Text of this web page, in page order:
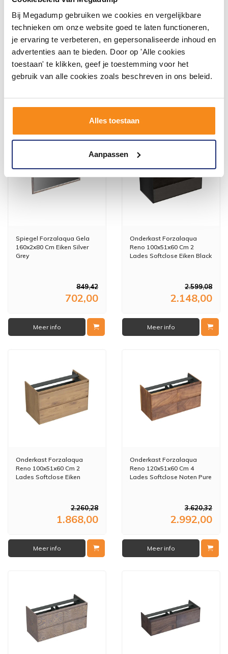
Bij Megadump gebruiken we cookies en vergelijkbare
technieken om onze website goed te laten functioneren,
je ervaring te verbeteren, en gepersonaliseerde inhoud en
advertenties aan te bieden. Door op 'Alle cookies
toestaan' te klikken, geef je toestemming voor het
gebruik van alle cookies zoals beschreven in ons beleid.
Alles toestaan
Aanpassen
Spiegel Forzalaqua Gela
140x2x50 Cm Eiken Smoke
699,38
578,00
Meer info
Spiegel Forzalaqua Gela
140x2x80 Cm Noten Pure
1.020,03
843,00
Meer info
Spiegel Forzalaqua Gela
160x2x80 Cm Eiken Silver
Grey
849,42
702,00
Meer info
Onderkast Forzalaqua
Reno 100x51x60 Cm 2
Lades Softclose Eiken Black
2.599,08
2.148,00
Meer info
Onderkast Forzalaqua
Reno 100x51x60 Cm 2
Lades Softclose Eiken
2.260,28
1.868,00
Meer info
Onderkast Forzalaqua
Reno 120x51x60 Cm 4
Lades Softclose Noten Pure
3.620,32
2.992,00
Meer info